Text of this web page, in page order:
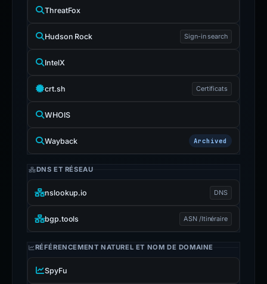
ThreatFox
Hudson Rock Sign-in search
IntelX
crt.sh Certificats
WHOIS
Wayback Archived
DNS ET RÉSEAU
nslookup.io DNS
bgp.tools ASN /Itinéraire
RÉFÉRENCEMENT NATUREL ET NOM DE DOMAINE
SpyFu